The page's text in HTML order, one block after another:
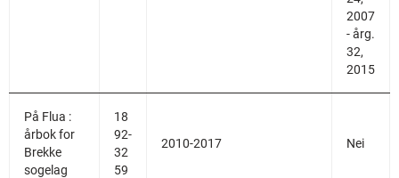
2007
- årg.
32,
2015
På Flua :
årbok for
Brekke
sogelag
18
92-
32
59
2010-2017 Nei